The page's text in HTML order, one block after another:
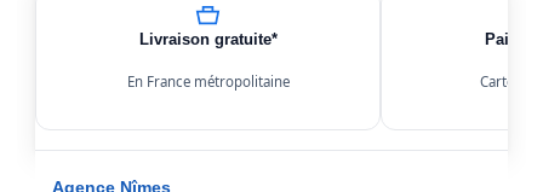
Livraison gratuite*
En France métropolitaine Carte,
Agence Nîmes